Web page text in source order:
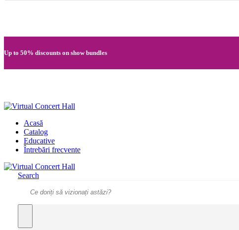
Up to 50% discounts on show bundles
Acasă
Catalog
Educative
Întrebări frecvente
Search